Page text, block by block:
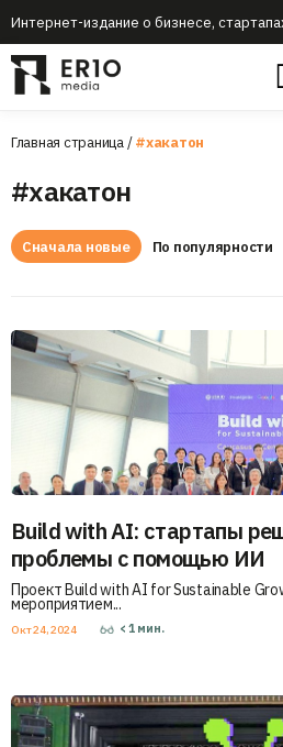
Интернет-издание о бизнесе,
Главная страница/#хакатон
#хакатон
Сначала новые По популярности
Build with AI: стартапы
проблемы с помощью ИИ
Проект Build with AI for Sustainable
мероприятием...
Окт 24, 2024 < 1 мин.